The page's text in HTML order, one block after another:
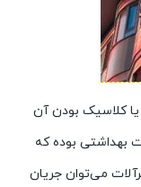
کلاسیک بودن آن
بهداشتی بوده که
می‌توان جریان